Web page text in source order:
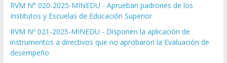
RVM N° 020-2025-MINEDU - Aprueban padrones de los
Institutos y Escuelas de Educación Superior
RVM Nº 021-2025-MINEDU - Disponen la aplicación de
instrumentos a directivos que no aprobaron la Evaluación de
desempeño